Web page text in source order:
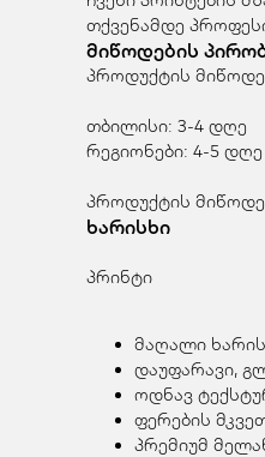
თქვენამდე
მიწოდების
პროდუქტის
თბილისი: 3-4 დღე
რეგიონები: 4-5 დღე
პროდუქტის
ხარისხი
პრინტი
მაღალი
დაუფარავი,
ოდნავ
ფერების
პრემიუმ